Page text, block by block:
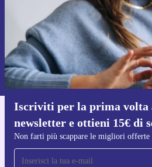
Iscriviti per la prima volta
newsletter e ottieni 15€ di
Non farti più scappare le migliori offerte
Richiedi codice
Per maggiori informazioni sull’uso dei dati
Normativa sulla privacy.
Scarica l'app
Per iOS e